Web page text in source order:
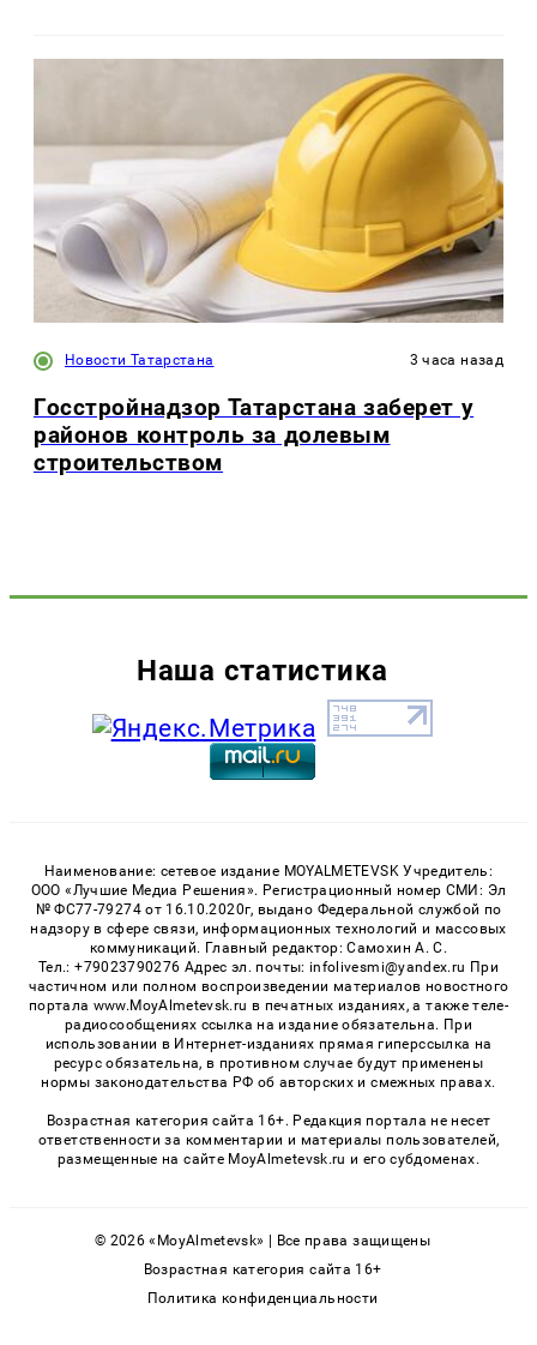
Новости Татарстана 3 часа назад
Госстройнадзор Татарстана заберет у
районов контроль за долевым
строительством
Наша статистика
Наименование: сетевое издание MOYALMETEVSK Учредитель:
ООО «Лучшие Медиа Решения». Регистрационный номер СМИ: Эл
№ ФС77-79274 от 16.10.2020г, выдано Федеральной службой по
надзору в сфере связи, информационных технологий и массовых
коммуникаций. Главный редактор: Самохин А. С.
Тел.: +79023790276 Адрес эл. почты: infolivesmi@yandex.ru При
частичном или полном воспроизведении материалов новостного
портала www.MoyAlmetevsk.ru в печатных изданиях, а также теле-
радиосообщениях ссылка на издание обязательна. При
использовании в Интернет-изданиях прямая гиперссылка на
ресурс обязательна, в противном случае будут применены
нормы законодательства РФ об авторских и смежных правах.
Возрастная категория сайта 16+. Редакция портала не несет
ответственности за комментарии и материалы пользователей,
размещенные на сайте MoyAlmetevsk.ru и его субдоменах.
© 2026 «MoyAlmetevsk» | Все права защищены
Возрастная категория сайта 16+
Политика конфиденциальности